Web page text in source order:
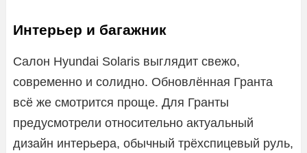
Интерьер и багажник
Салон Hyundai Solaris выглядит свежо,
современно и солидно. Обновлённая Гранта
всё же смотрится проще. Для Гранты
предусмотрели относительно актуальный
дизайн интерьера, обычный трёхспицевый руль,